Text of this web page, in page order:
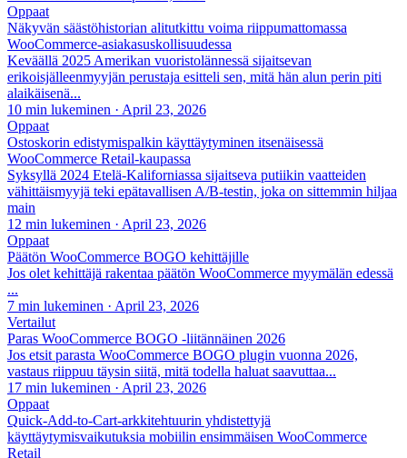
Oppaat
Näkyvän säästöhistorian alitutkittu voima riippumattomassa
WooCommerce-asiakasuskollisuudessa
Keväällä 2025 Amerikan vuoristolännessä sijaitsevan
erikoisjälleenmyyjän perustaja esitteli sen, mitä hän alun perin piti
alaikäisenä...
10 min lukeminen · April 23, 2026
Oppaat
Ostoskorin edistymispalkin käyttäytyminen itsenäisessä
WooCommerce Retail-kaupassa
Syksyllä 2024 Etelä-Kaliforniassa sijaitseva putiikin vaatteiden
vähittäismyyjä teki epätavallisen A/B-testin, joka on sittemmin hiljaa
main
12 min lukeminen · April 23, 2026
Oppaat
Päätön WooCommerce BOGO kehittäjille
Jos olet kehittäjä rakentaa päätön WooCommerce myymälän edessä
...
7 min lukeminen · April 23, 2026
Vertailut
Paras WooCommerce BOGO -liitännäinen 2026
Jos etsit parasta WooCommerce BOGO plugin vuonna 2026,
vastaus riippuu täysin siitä, mitä todella haluat saavuttaa...
17 min lukeminen · April 23, 2026
Oppaat
Quick-Add-to-Cart-arkkitehtuurin yhdistettyjä
käyttäytymisvaikutuksia mobiilin ensimmäisen WooCommerce
Retail